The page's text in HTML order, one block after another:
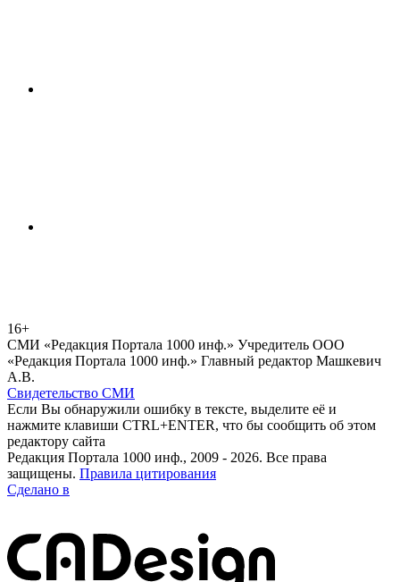
16+
СМИ «Редакция Портала 1000 инф.» Учредитель ООО
«Редакция Портала 1000 инф.» Главный редактор Машкевич
А.В.
Свидетельство СМИ
Если Вы обнаружили ошибку в тексте, выделите её и
нажмите клавиши CTRL+ENTER, что бы сообщить об этом
редактору сайта
Редакция Портала 1000 инф., 2009 - 2026. Все права
защищены. Правила цитирования
Сделано в